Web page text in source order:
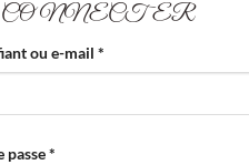
ou e-mail *
passe*